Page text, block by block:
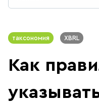
таксономия XBRL
Как